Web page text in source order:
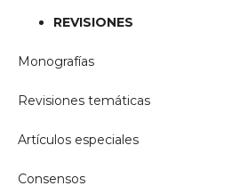
REVISIONES
Monografías
Revisiones temáticas
Artículos especiales
Consensos